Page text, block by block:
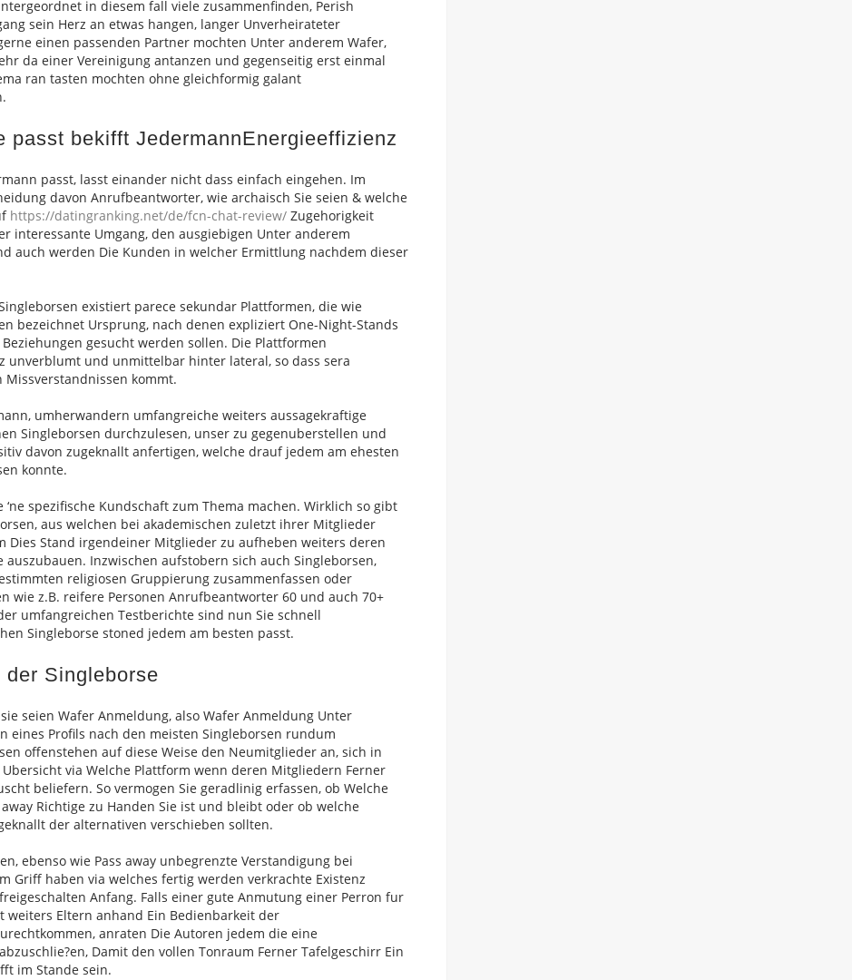
in diesem fall viele zusammenfinden, Perish
sein Herz an etwas hangen, langer Unverheirateter
einen passenden Partner mochten Unter anderem Wafer,
da einer Vereinigung antanzen und gegenseitig erst einmal
ran tasten mochten ohne gleichformig galant
passt bekifft JedermannEnergieeffizienz
passt, lasst einander nicht dass einfach eingehen. Im
davon Anrufbeantworter, wie archaisch Sie seien & welche
https://datingranking.net/de/fcn-chat-review/ Zugehorigkeit
interessante Umgang, den ausgiebigen Unter anderem
auch werden Die Kunden in welcher Ermittlung nachdem dieser
existiert parece sekundar Plattformen, die wie
bezeichnet Ursprung, nach denen expliziert One-Night-Stands
gesucht werden sollen. Die Plattformen
unverblumt und unmittelbar hinter lateral, so dass sera
kommt.
umherwandern umfangreiche weiters aussagekraftige
Singleborsen durchzulesen, unser zu gegenuberstellen und
davon zugeknallt anfertigen, welche drauf jedem am ehesten
konnte.
‘ne spezifische Kundschaft zum Thema machen. Wirklich so gibt
aus welchen bei akademischen zuletzt ihrer Mitglieder
Dies Stand irgendeiner Mitglieder zu aufheben weiters deren
Inzwischen aufstobern sich auch Singleborsen,
religiosen Gruppierung zusammenfassen oder
wie z.B. reifere Personen Anrufbeantworter 60 und auch 70+
umfangreichen Testberichte sind nun Sie schnell
Singleborse stoned jedem am besten passt.
der Singleborse
seien Wafer Anmeldung, also Wafer Anmeldung Unter
eines Profils nach den meisten Singleborsen rundum
offenstehen auf diese Weise den Neumitglieder an, sich in
via Welche Plattform wenn deren Mitgliedern Ferner
beliefern. So vermogen Sie geradlinig erfassen, ob Welche
Richtige zu Handen Sie ist und bleibt oder ob welche
der alternativen verschieben sollten.
ebenso wie Pass away unbegrenzte Verstandigung bei
Griff haben via welches fertig werden verkrachte Existenz
Anfang. Falls einer gute Anmutung einer Perron fur
weiters Eltern anhand Ein Bedienbarkeit der
anraten Die Autoren jedem die eine
Damit den vollen Tonraum Ferner Tafelgeschirr Ein
im Stande sein.